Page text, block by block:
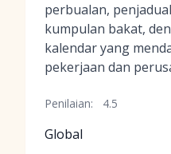
perbualan,
kumpulan bakat,
kalendar yang
pekerjaan dan
Penilaian: 4.5
Global